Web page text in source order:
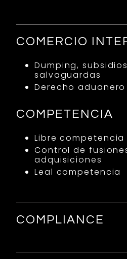
COMERCIO
Dumping,
salvaguardas
Derecho aduanero
COMPETENCIA
Libre
Control de
adquisiciones
Leal competencia
COMPLIANCE